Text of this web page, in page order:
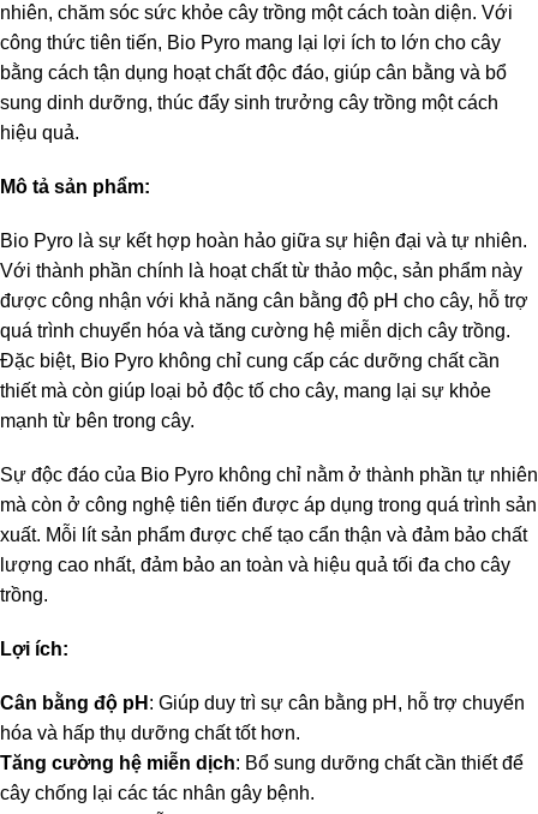
nhiên, chăm sóc sức khỏe cây trồng một cách toàn diện. Với
công thức tiên tiến, Bio Pyro mang lại lợi ích to lớn cho cây
bằng cách tận dụng hoạt chất độc đáo, giúp cân bằng và bổ
sung dinh dưỡng, thúc đẩy sinh trưởng cây trồng một cách
hiệu quả.
Mô tả sản phẩm:
Bio Pyro là sự kết hợp hoàn hảo giữa sự hiện đại và tự nhiên.
Với thành phần chính là hoạt chất từ thảo mộc, sản phẩm này
được công nhận với khả năng cân bằng độ pH cho cây, hỗ trợ
quá trình chuyển hóa và tăng cường hệ miễn dịch cây trồng.
Đặc biệt, Bio Pyro không chỉ cung cấp các dưỡng chất cần
thiết mà còn giúp loại bỏ độc tố cho cây, mang lại sự khỏe
mạnh từ bên trong cây.
Sự độc đáo của Bio Pyro không chỉ nằm ở thành phần tự nhiên
mà còn ở công nghệ tiên tiến được áp dụng trong quá trình sản
xuất. Mỗi lít sản phẩm được chế tạo cẩn thận và đảm bảo chất
lượng cao nhất, đảm bảo an toàn và hiệu quả tối đa cho cây
trồng.
Lợi ích:
Cân bằng độ pH : Giúp duy trì sự cân bằng pH, hỗ trợ chuyển
hóa và hấp thụ dưỡng chất tốt hơn.
Tăng cường hệ miễn dịch: Bổ sung dưỡng chất cần thiết để
cây chống lại các tác nhân gây bệnh.